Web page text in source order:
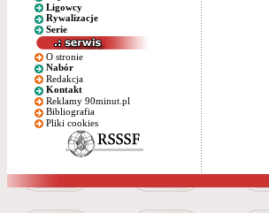
Ligowcy
Rywalizacje
Serie
O stronie
Nabór
Redakcja
Kontakt
Reklamy 90minut.pl
Bibliografia
Pliki cookies